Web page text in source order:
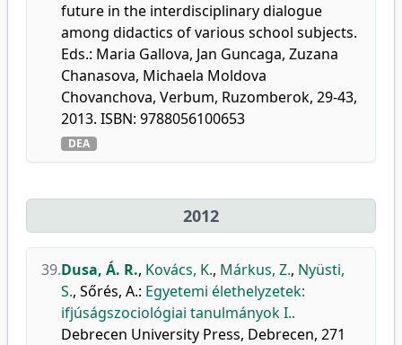
future in the interdisciplinary dialogue
among didactics of various school subjects.
Eds.: Maria Gallova, Jan Guncaga, Zuzana
Chanasova, Michaela Moldova
Chovanchova, Verbum, Ruzomberok, 29-43,
2013. ISBN: 9788056100653
DEA
2012
39.Dusa, Á. R., Kovács, K., Márkus, Z., Nyüsti,
S., Sőrés, A.: Egyetemi élethelyzetek:
ifjúságszociológiai tanulmányok I..
Debrecen University Press, Debrecen, 271